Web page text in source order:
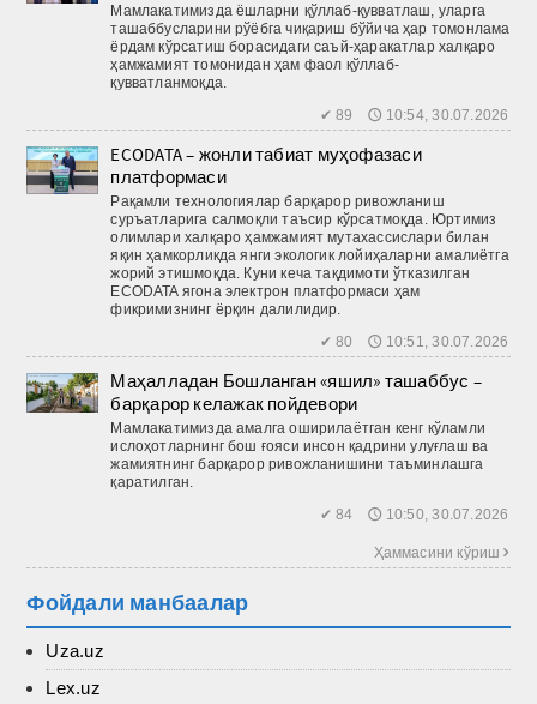
Мамлакатимизда ёшларни қўллаб-қувватлаш, уларга
ташаб­бусларини рўёбга чиқариш бўйича ҳар томонлама
ёрдам кўрсатиш борасидаги саъй-ҳаракатлар халқаро
ҳамжамият томонидан ҳам фаол қўллаб-
қувватланмоқда.
✔ 89 🕔 10:54, 30.07.2026
ECODATA – жонли табиат муҳофазаси
платформаси
Рақамли технологиялар барқарор ривожланиш
суръатларига салмоқли таъсир кўрсатмоқда. Юртимиз
олимлари халқаро ҳамжамият мутахассислари билан
яқин ҳамкорликда янги экологик лойиҳаларни амалиётга
жорий этишмоқда. Куни кеча тақдимоти ўтказилган
ECODATA ягона электрон платформаси ҳам
фикримизнинг ёрқин далилидир.
✔ 80 🕔 10:51, 30.07.2026
Маҳалладан Бошланган «яшил» ташаббус –
барқарор келажак пойдевори
Мамлакатимизда амалга оширилаётган кенг кўламли
ислоҳотларнинг бош ғояси инсон қадрини улуғлаш ва
жамиятнинг барқарор ривожланишини таъминлашга
қаратилган.
✔ 84 🕔 10:50, 30.07.2026
Ҳаммасини кўриш 
Фойдали манбаалар
Uza.uz
Lex.uz